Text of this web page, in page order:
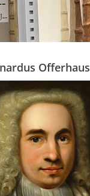
Offerhaus